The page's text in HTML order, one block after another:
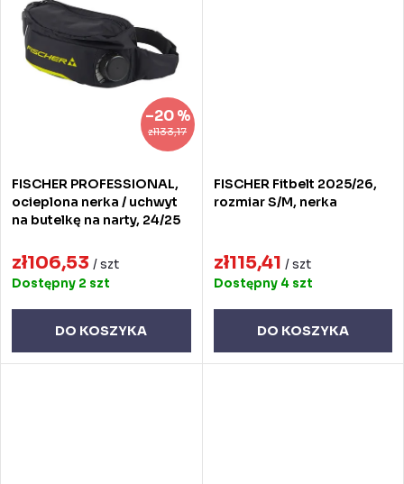
w
zł133,17
–20 %
FISCHER PROFESSIONAL,
ocieplona nerka / uchwyt
na butelkę na narty, 24/25
zł106,53 / szt
Dostępny 2 szt
DO KOSZYKA
FISCHER Fitbelt 2025/26,
rozmiar S/M, nerka
zł115,41 / szt
Dostępny 4 szt
DO KOSZYKA